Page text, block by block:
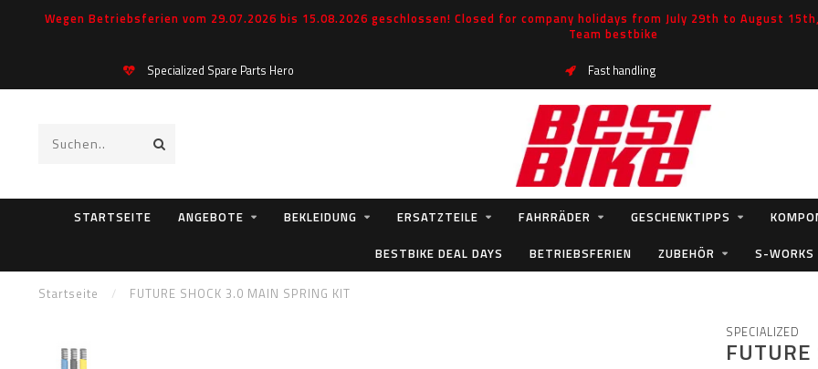
Wegen Betriebsferien vom 29.07.2026 bis 15.08.2026 geschlossen! Closed for company holidays from July 29th to August
Team bestbike
Specialized Spare Parts Hero Fast handling
STARTSEITE ANGEBOTE BEKLEIDUNG ERSATZTEILE FAHRRÄDER GESCHENKTIPPS
BESTBIKE DEAL DAYS
BETRIEBSFERIEN ZUBEHÖR S-WORKS
Startseite / FUTURE SHOCK 3.0 MAIN SPRING KIT
SPECIALIZED